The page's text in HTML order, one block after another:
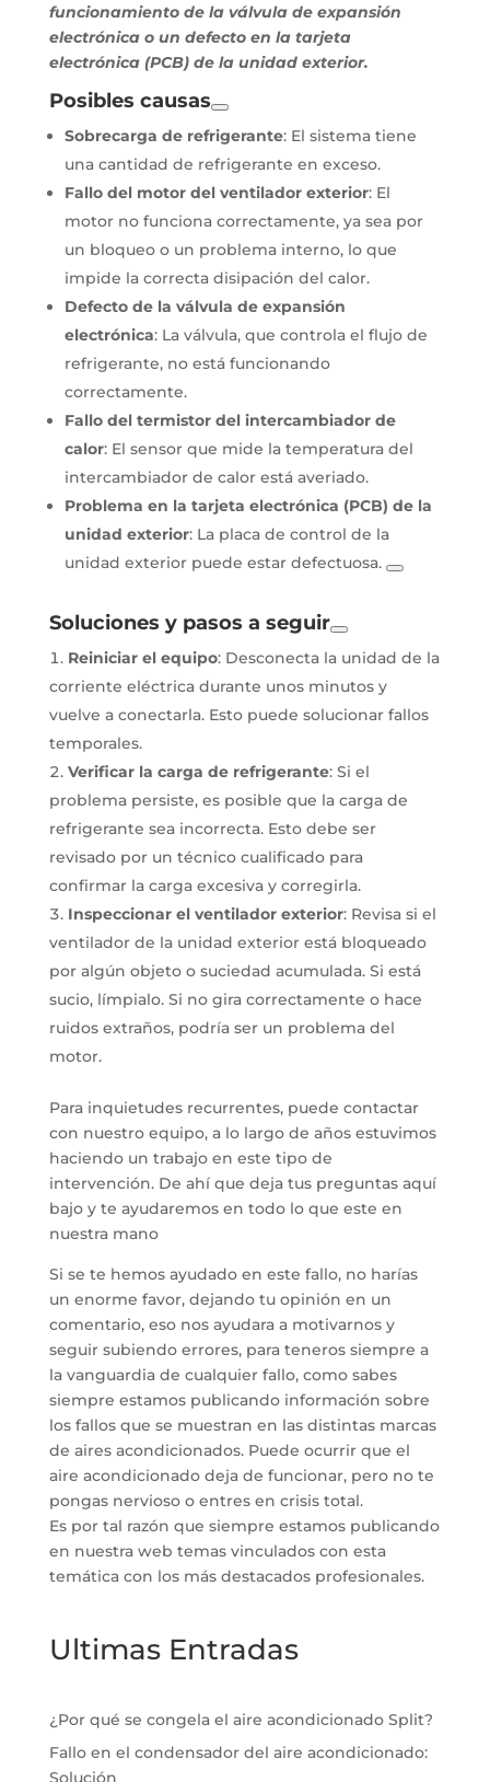
funcionamiento de la válvula de expansión
electrónica o un defecto en la tarjeta
electrónica (PCB) de la unidad exterior.
Posibles causas
Sobrecarga de refrigerante: El sistema tiene
una cantidad de refrigerante en exceso.
Fallo del motor del ventilador exterior: El
motor no funciona correctamente, ya sea por
un bloqueo o un problema interno, lo que
impide la correcta disipación del calor.
Defecto de la válvula de expansión
electrónica: La válvula, que controla el flujo de
refrigerante, no está funcionando
correctamente.
Fallo del termistor del intercambiador de
calor: El sensor que mide la temperatura del
intercambiador de calor está averiado.
Problema en la tarjeta electrónica (PCB) de la
unidad exterior: La placa de control de la
unidad exterior puede estar defectuosa.
Soluciones y pasos a seguir
Reiniciar el equipo: Desconecta la unidad de la
corriente eléctrica durante unos minutos y
vuelve a conectarla. Esto puede solucionar fallos
temporales.
Verificar la carga de refrigerante: Si el
problema persiste, es posible que la carga de
refrigerante sea incorrecta. Esto debe ser
revisado por un técnico cualificado para
confirmar la carga excesiva y corregirla.
Inspeccionar el ventilador exterior: Revisa si el
ventilador de la unidad exterior está bloqueado
por algún objeto o suciedad acumulada. Si está
sucio, límpialo. Si no gira correctamente o hace
ruidos extraños, podría ser un problema del
motor.
Para inquietudes recurrentes, puede contactar
con nuestro equipo, a lo largo de años estuvimos
haciendo un trabajo en este tipo de
intervención. De ahí que deja tus preguntas aquí
bajo y te ayudaremos en todo lo que este en
nuestra mano
Si se te hemos ayudado en este fallo, no harías
un enorme favor, dejando tu opinión en un
comentario, eso nos ayudara a motivarnos y
seguir subiendo errores, para teneros siempre a
la vanguardia de cualquier fallo, como sabes
siempre estamos publicando información sobre
los fallos que se muestran en las distintas marcas
de aires acondicionados. Puede ocurrir que el
aire acondicionado deja de funcionar, pero no te
pongas nervioso o entres en crisis total.
Es por tal razón que siempre estamos publicando
en nuestra web temas vinculados con esta
temática con los más destacados profesionales.
Ultimas Entradas
¿Por qué se congela el aire acondicionado Split?
Fallo en el condensador del aire acondicionado:
Solución